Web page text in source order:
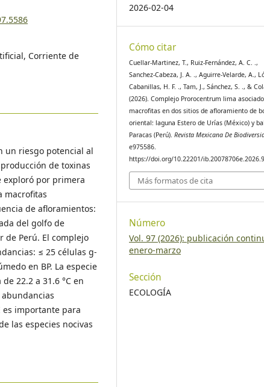
Corriente de
un riesgo potencial al
de toxinas
exploró por primera
macrofitas
de afloramientos:
del golfo de
de Perú. El complejo
≤ 25 células g-
en BP. La especie
22.2 a 31.6 °C en
abundancias
es importante para
las especies nocivas
2026-02-04
Cómo citar
Cuellar-Martinez, T., Ruiz-Fernández, A. C. .,
Sanchez-Cabeza, J. A. ., Aguirre-Velarde, A.,
Cabanillas, H. F. ., Tam, J., Sánchez, S. ., &
(2026). Complejo Prorocentrum lima
macrofitas en dos sitios de afloramiento de
oriental: laguna Estero de Urías (México) y
Paracas (Perú).Revista Mexicana De
e975586.
https://doi.org/10.22201/
Más formatos de cita
Número
Vol. 97 (2026): publicación
enero-marzo
Sección
ECOLOGÍA